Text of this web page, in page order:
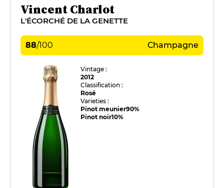
Vincent Charlot
L'ÉCORCHÉ DE LA GENETTE
88/100 Champagne
Vintage :
2012
Classification :
Rosé
Varieties :
Pinot meunier90%
Pinot noir10%